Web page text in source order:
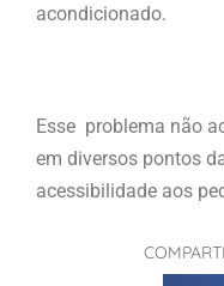
acondicionado.
Esse problema não
em diversos pontos
acessibilidade aos